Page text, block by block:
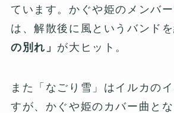
ています。かぐや姫のメンバ
は、解散後に風というバンド
の別れ」 が大ヒット。
また「なごり雪」はイルカの
すが、かぐや姫のカバー曲とな